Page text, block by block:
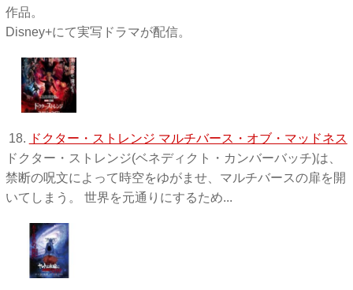
作品。
Disney+にて実写ドラマが配信。
18. ドクター・ストレンジ マルチバース・オブ・マッドネス
ドクター・ストレンジ(ベネディクト・カンバーバッチ)は、
禁断の呪文によって時空をゆがませ、マルチバースの扉を開
いてしまう。 世界を元通りにするため...